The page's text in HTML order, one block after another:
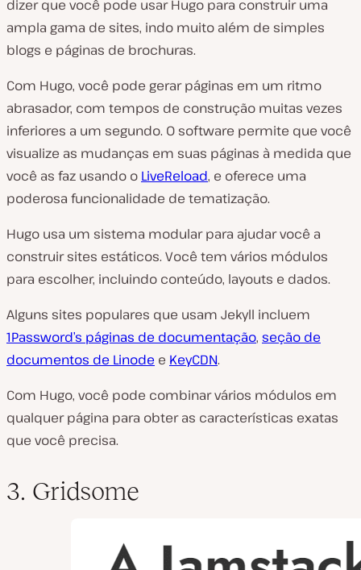
dizer que você pode usar Hugo para construir uma
ampla gama de sites, indo muito além de simples
blogs e páginas de brochuras.
Com Hugo, você pode gerar páginas em um ritmo
abrasador, com tempos de construção muitas vezes
inferiores a um segundo. O software permite que você
visualize as mudanças em suas páginas à medida que
você as faz usando o LiveReload, e oferece uma
poderosa funcionalidade de tematização.
Hugo usa um sistema modular para ajudar você a
construir sites estáticos. Você tem vários módulos
para escolher, incluindo conteúdo, layouts e dados.
Alguns sites populares que usam Jekyll incluem
1Password’s páginas de documentação, seção de
documentos de Linode e KeyCDN.
Com Hugo, você pode combinar vários módulos em
qualquer página para obter as características exatas
que você precisa.
3. Gridsome